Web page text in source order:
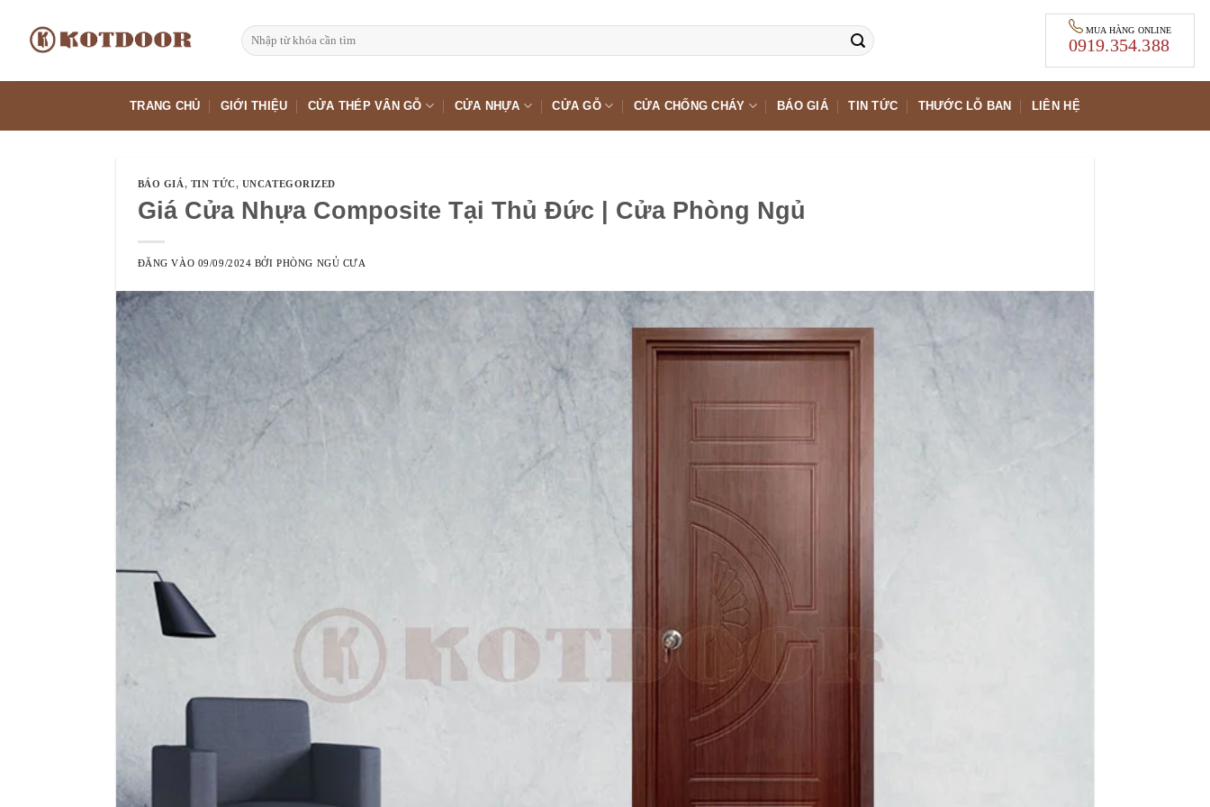
dung
Tìm
kiếm:
MUA HÀNG ONLINE
0919.354.388
TRANG CHỦ GIỚI THIỆU CỬA THÉP VÂN GỖ CỬA NHỰA CỬA GỖ CỬA CHỐNG CHÁY BÁO GIÁ TIN TỨC THƯỚC LỖ BAN LIÊN HỆ
BÁO GIÁ, TIN TỨC, UNCATEGORIZED
Giá Cửa Nhựa Composite Tại Thủ Đức | Cửa Phòng Ngủ
ĐĂNG VÀO 09/09/2024 BỞIPHÒNG NGỦ CƯA